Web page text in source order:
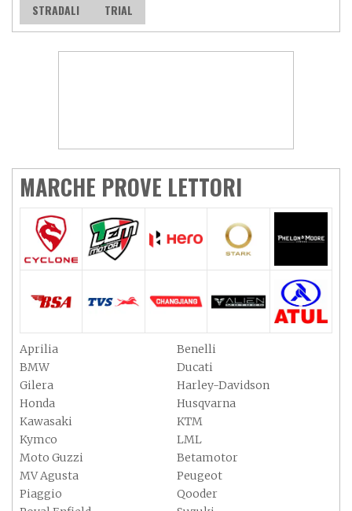
STRADALI
TRIAL
MARCHE PROVE LETTORI
Aprilia
Benelli
BMW
Ducati
Gilera
Harley-Davidson
Honda
Husqvarna
Kawasaki
KTM
Kymco
LML
Moto Guzzi
Betamotor
MV Agusta
Peugeot
Piaggio
Qooder